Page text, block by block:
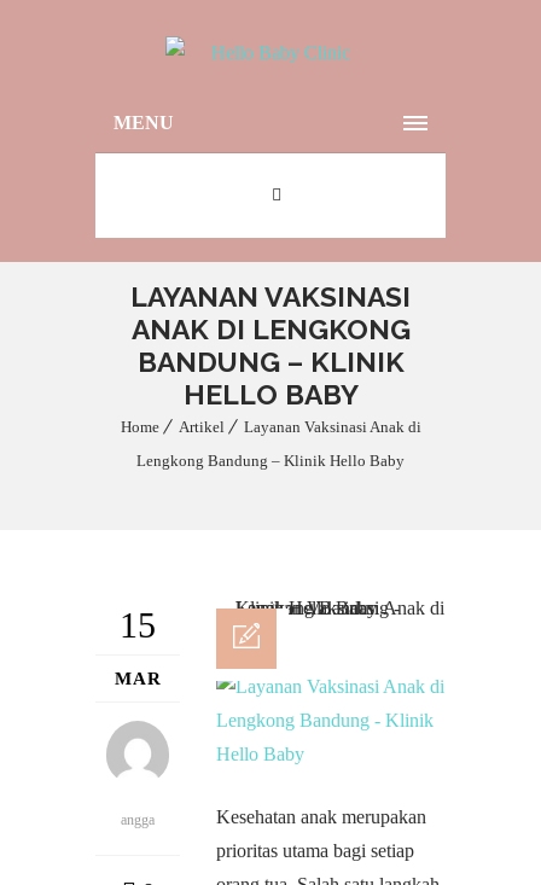
MENU
LAYANAN VAKSINASI
ANAK DI LENGKONG
BANDUNG – KLINIK
HELLO BABY
Home Artikel
Layanan Vaksinasi Anak di
Lengkong Bandung – Klinik Hello Baby
15
MAR
angga
Kesehatan anak merupakan
prioritas utama bagi setiap